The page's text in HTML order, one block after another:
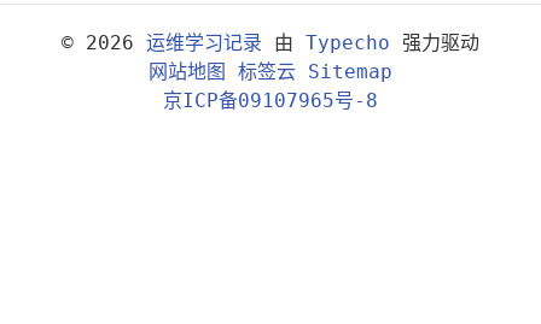
© 2026 运维学习记录 由 Typecho 强力驱动
网站地图
标签云 Sitemap
京ICP备09107965号-8